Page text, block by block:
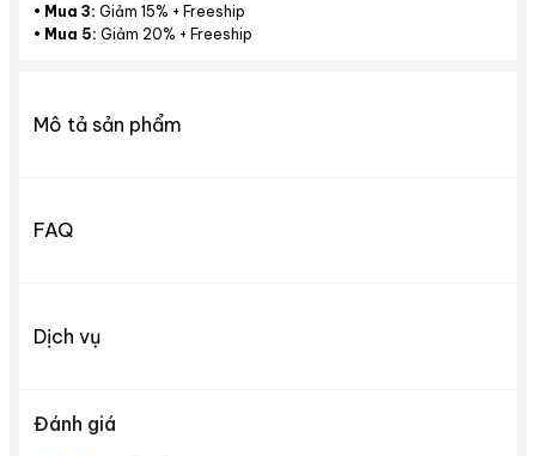
• Mua 3: Giảm 15% + Freeship
• Mua 5: Giảm 20% + Freeship
Mô tả sản phẩm
FAQ
Đánh giá
Dịch vụ